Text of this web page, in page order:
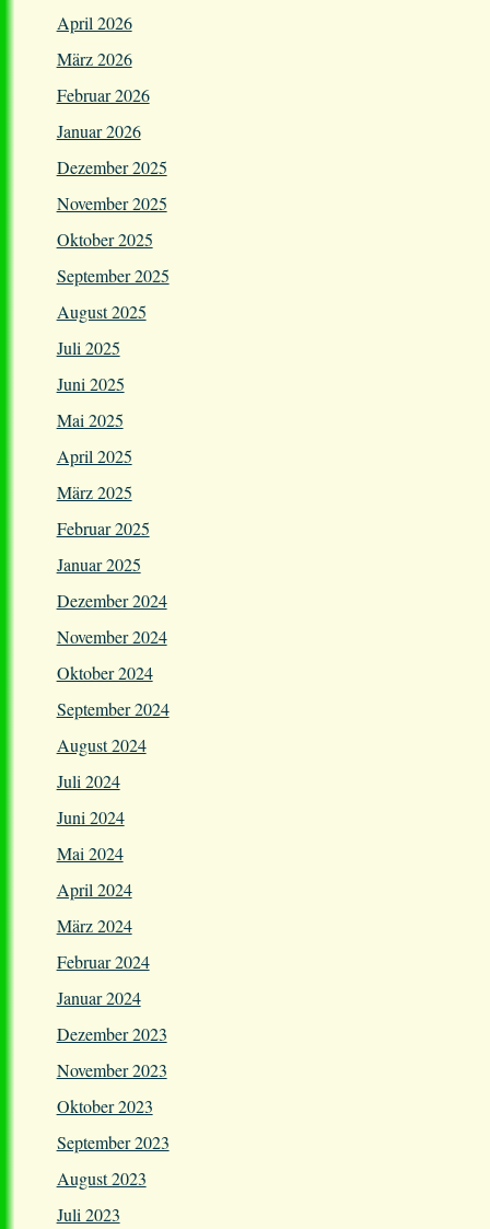
April 2026
März 2026
Februar 2026
Januar 2026
Dezember 2025
November 2025
Oktober 2025
September 2025
August 2025
Juli 2025
Juni 2025
Mai 2025
April 2025
März 2025
Februar 2025
Januar 2025
Dezember 2024
November 2024
Oktober 2024
September 2024
August 2024
Juli 2024
Juni 2024
Mai 2024
April 2024
März 2024
Februar 2024
Januar 2024
Dezember 2023
November 2023
Oktober 2023
September 2023
August 2023
Juli 2023